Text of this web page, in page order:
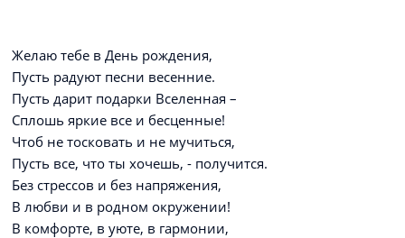
Желаю тебе в День рождения,
Пусть радуют песни весенние.
Пусть дарит подарки Вселенная –
Сплошь яркие все и бесценные!
Чтоб не тосковать и не мучиться,
Пусть все, что ты хочешь, - получится.
Без стрессов и без напряжения,
В любви и в родном окружении!
В комфорте, в уюте, в гармонии,